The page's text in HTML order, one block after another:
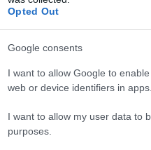
Opted Out
Google consents
I want to allow Google to
web or device identifiers in apps.
I want to allow my user data to
purposes.
Σύμφωνα με τη
πληρούν
Τα ακίνητα πρέπει να
κλιματισμό.
και η εγκατάσταση
δήλωσης
περιπτώσεις